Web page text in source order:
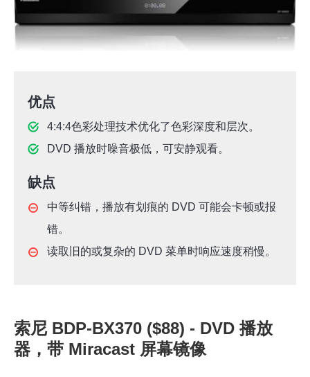
优点
4:4:4色彩处理技术优化了色彩深度和层次。
DVD 播放时噪音极低，可安静观看。
缺点
中等纠错，播放有划痕的 DVD 可能会卡顿或报
错。
读取旧的或复杂的 DVD 菜单时响应速度稍慢。
索尼 BDP-BX370 ($88) - DVD 播放
器，带 Miracast 屏幕镜像